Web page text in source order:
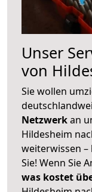
Unser
von
Sie wollen
Netzwerkan
Hildesheim
weiterwissen
Sie! Wenn Sie
was kostet